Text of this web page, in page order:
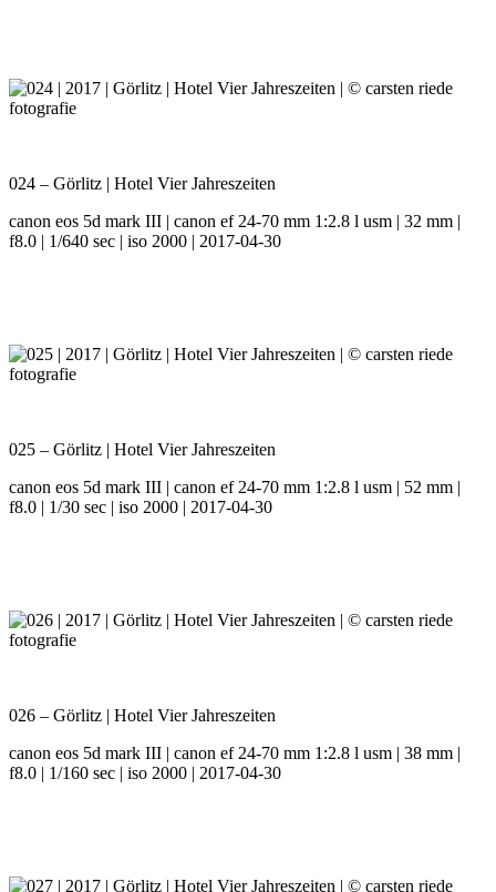
024 – Görlitz | Hotel Vier Jahreszeiten
canon eos 5d mark III | canon ef 24-70 mm 1:2.8 l usm | 32 mm |
f8.0 | 1/640 sec | iso 2000 | 2017-04-30
025 – Görlitz | Hotel Vier Jahreszeiten
canon eos 5d mark III | canon ef 24-70 mm 1:2.8 l usm | 52 mm |
f8.0 | 1/30 sec | iso 2000 | 2017-04-30
026 – Görlitz | Hotel Vier Jahreszeiten
canon eos 5d mark III | canon ef 24-70 mm 1:2.8 l usm | 38 mm |
f8.0 | 1/160 sec | iso 2000 | 2017-04-30